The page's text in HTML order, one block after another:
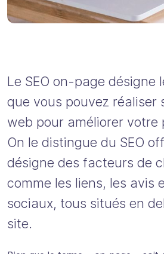
Le SEO on-page désigne
que vous pouvez réaliser
web pour améliorer votre
On le distingue du SEO
désigne des facteurs de
comme les liens, les avis
sociaux, tous situés en
site.